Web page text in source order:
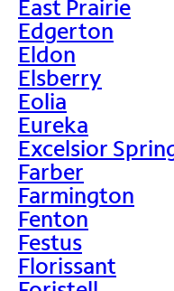
East Prairie
Edgerton
Eldon
Elsberry
Eolia
Eureka
Excelsior
Farber
Farmington
Fenton
Festus
Florissant